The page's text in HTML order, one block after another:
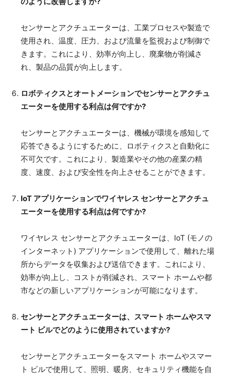
センサーとアクチュエーターは、工業プロセスや製造で
使用され、温度、圧力、および流量を監視および制御で
きます。これにより、効率が向上し、廃棄物が削減さ
れ、製品の品質が向上します。
ロボティクスとオートメーションでセンサーとアクチュ
エーターを使用する利点は何ですか?
センサーとアクチュエーターは、機械が環境を感知して
応答できるようにするために、ロボティクスと自動化に
不可欠です。これにより、製造業やその他の産業の精
度、速度、および安全性を向上させることができます。
IoT アプリケーションでワイヤレス センサーとアクチュ
エーターを使用する利点は何ですか?
ワイヤレス センサーとアクチュエーターは、IoT (モノの
インターネット) アプリケーションで使用して、離れた場
所からデータを収集および送信できます。これにより、
効率が向上し、コストが削減され、スマート ホームや都
市などの新しいアプリケーションが可能になります。
センサーとアクチュエーターは、スマート ホームやスマ
ート ビルでどのように使用されていますか?
センサーとアクチュエーターをスマート ホームやスマー
ト ビルで使用して、照明、暖房、セキュリティ機能を自